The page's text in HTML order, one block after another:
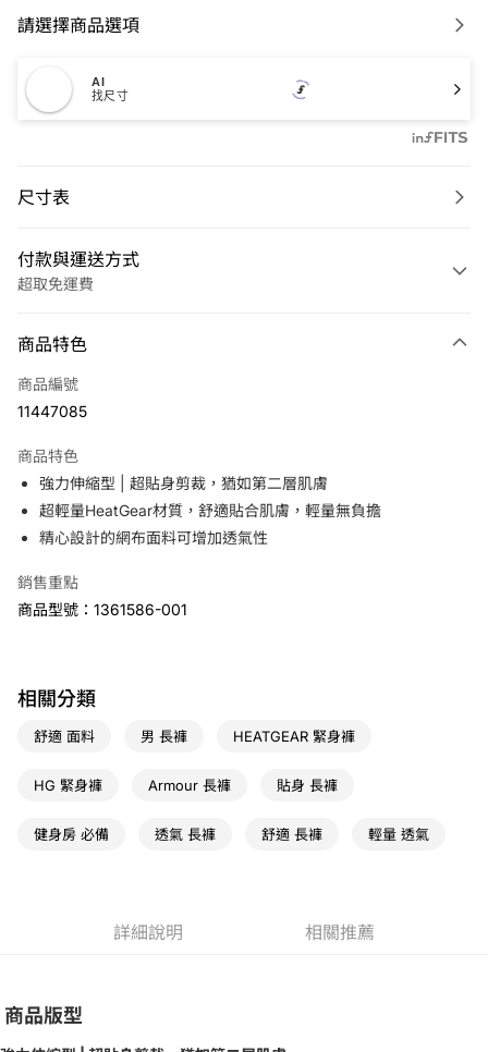
請選擇商品選項
AI
找尺寸
尺寸表
付款與運送方式
超取免運費
信用卡一次付款
LINE Pay
悠遊付
運送方式
商品特色
商品編號
11447085
商品特色
強力伸縮型 | 超貼身剪裁，猶如第二層肌膚
超輕量HeatGear材質，舒適貼合肌膚，輕量無負擔
精心設計的網布面料可增加透氣性
銷售重點
商品型號：1361586-001
相關分類
舒適 面料 男 長褲 HEATGEAR 緊身褲
HG 緊身褲 Armour 長褲 貼身 長褲
健身房 必備 透氣 長褲 舒適 長褲 輕量 透氣
詳細說明 相關推薦
商品版型